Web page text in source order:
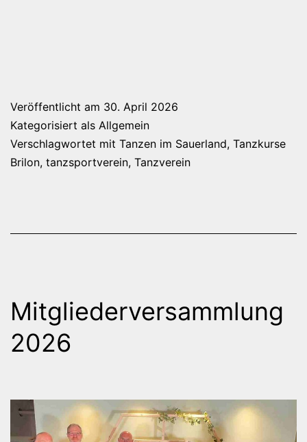
Veröffentlicht am 30. April 2026
Kategorisiert als Allgemein
Verschlagwortet mit Tanzen im Sauerland, Tanzkurse
Brilon, tanzsportverein, Tanzverein
Mitgliederversammlung
2026